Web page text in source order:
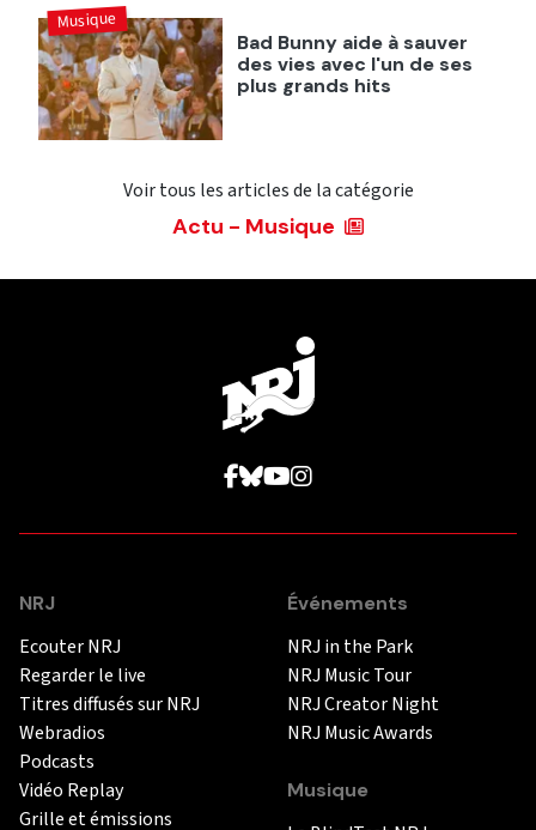
Bad Bunny aide à sauver
des vies avec l'un de ses
plus grands hits
Musique
Voir tous les articles de la catégorie
Actu - Musique
NRJ
Ecouter NRJ
Regarder le live
Titres diffusés sur NRJ
Webradios
Podcasts
Vidéo Replay
Grille et émissions
Événements
NRJ in the Park
NRJ Music Tour
NRJ Creator Night
NRJ Music Awards
Musique